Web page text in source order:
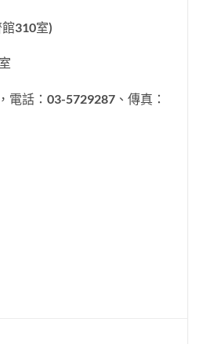
310室)
電話：03-5729287、傳真：